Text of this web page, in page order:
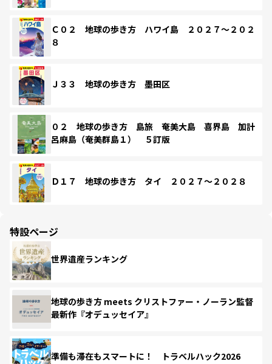
Ｃ０２ 地球の歩き方 ハワイ島 ２０２７～２０２
８
Ｊ３３ 地球の歩き方 墨田区
０２ 地球の歩き方 島旅 奄美大島 喜界島 加計
呂麻島（奄美群島１） ５訂版
Ｄ１７ 地球の歩き方 タイ ２０２７～２０２８
特設ページ
世界遺産ランキング
地球の歩き方 meets クリストファー・ノーラン監督
最新作『オデュッセイア』
準備も滞在もスマートに！ トラベルハック2026